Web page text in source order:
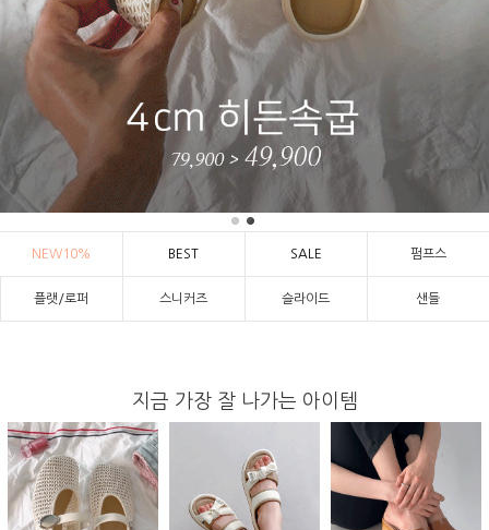
NEW10% BEST SALE 펌프스
플랫/로퍼 스니커즈 슬라이드 샌들
지금 가장 잘 나가는 아이템